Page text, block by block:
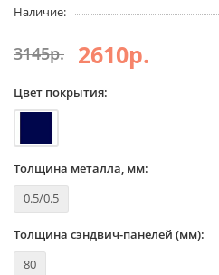
Наличие:
3145р. 2610р.
Цвет покрытия:
Толщина металла, мм:
0.5/0.5
Толщина сэндвич-панелей (мм):
80